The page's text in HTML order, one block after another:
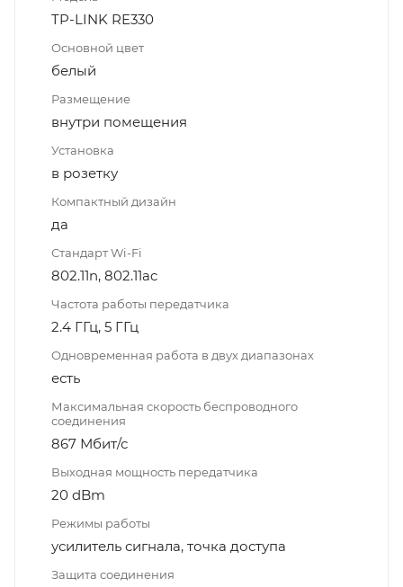
TP-LINK RE330
Основной цвет
белый
Размещение
внутри помещения
Установка
в розетку
Компактный дизайн
да
Стандарт Wi-Fi
802.11n, 802.11ac
Частота работы передатчика
2.4 ГГц, 5 ГГц
Одновременная работа в двух диапазонах
есть
Максимальная скорость беспроводного
соединения
867 Мбит/с
Выходная мощность передатчика
20 dBm
Режимы работы
усилитель сигнала, точка доступа
Защита соединения